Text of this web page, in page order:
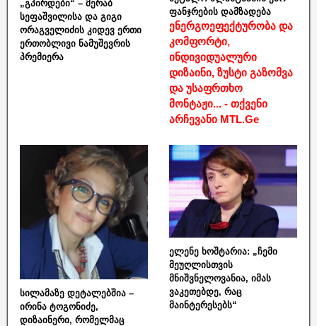
„გპირდები“ – მერაბ
სეფაშვილისა და გიგი
ორაგველიძის კიდევ ერთი
ერთობლივი ნამუშევრის
პრემიერა
ფანჯრების დამზადება
ენერგოეფექტურობა და
კომფორტი,
ინდივიდუალური
დიზაინი, ზუსტი გაზომვა
და უსაფრთხო
მონტაჟი... - თქვენი
არჩევანი MTL.Ge
სილამაზე დეტალებშია –
ირინა ტოგონიძე,
დიზაინერი, რომელმაც
ელენე ხოშტარია: „ჩემი
მეუღლისთვის
მნიშვნელოვანია, იმას
ვაკეთებდე, რაც
მაინტერესებს“